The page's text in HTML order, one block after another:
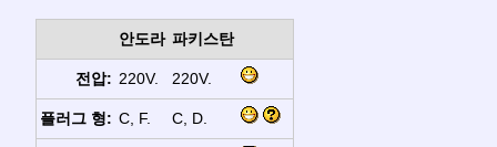
안도라 파키스탄
전압: 220V. 220V.
플러그 형: C, F. C, D.